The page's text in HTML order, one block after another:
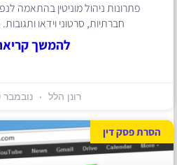
פתרונות ניהול מוניטין בהתאמה
חברתיות, סרטוני וידאו
להמשך
רונן הלל נובמבר 20, 2020
הסרת פסק דין